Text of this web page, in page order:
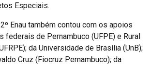
Especiais.
Enau também contou com os apoios
federais de Pernambuco (UFPE) e Rural
da Universidade de Brasília (UnB);
Cruz (Fiocruz Pernambuco); da